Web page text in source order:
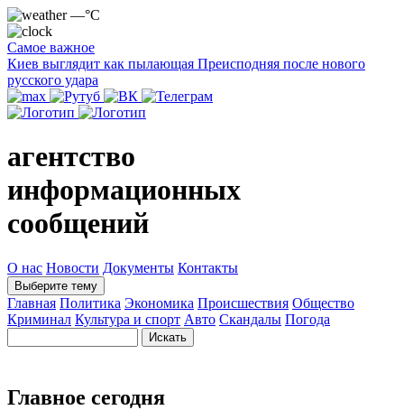
—°C
Самое важное
Киев выглядит как пылающая Преисподняя после нового
русского удара
агентство
информационных
сообщений
О нас Новости Документы Контакты
Выберите тему
Главная Политика Экономика Происшествия Общество
Криминал Культура и спорт Авто Скандалы Погода
Главное сегодня